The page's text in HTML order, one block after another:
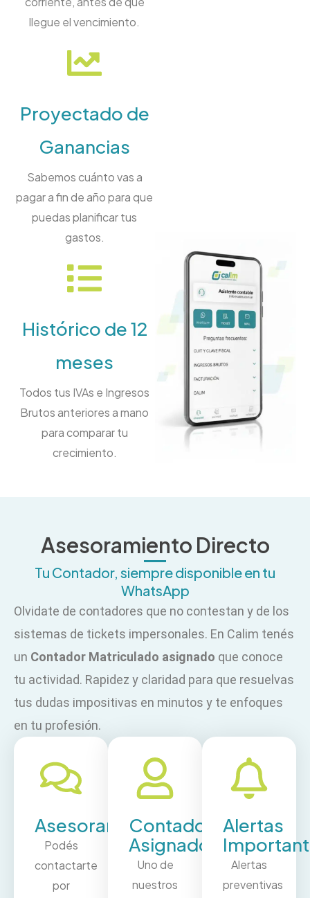
llegue el vencimiento.
Proyectado de
Ganancias
Sabemos cuánto vas a
pagar a fin de año para que
puedas planificar tus
gastos.
Histórico de 12
meses
Todos tus IVAs e Ingresos
Brutos anteriores a mano
para comparar tu
crecimiento.
Asesoramiento Directo
Tu Contador, siempre disponible en tu
WhatsApp
Olvidate de contadores que no contestan y de los
sistemas de tickets impersonales. En Calim tenés
un Contador Matriculado asignado que conoce
tu actividad. Rapidez y claridad para que resuelvas
tus dudas impositivas en minutos y te enfoques
en tu profesión.
Asesoramiento
Podés
contactarte
por
Contador
Asignado
Uno de
nuestros
Alertas
Alertas
preventivas